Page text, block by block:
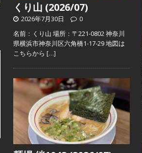
くり山 (2026/07)
2026年7月30日
0
名前：くり山 場所：〒221-0802 神奈川
県横浜市神奈川区六角橋1-17-29 地図は
こちらから […]